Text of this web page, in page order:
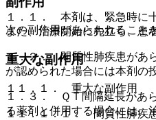
１．１． 本剤は、緊急時に
また、治療開始に先立ち、患
１．２． 間質性肺疾患があ
が認められた場合には本剤の
１．３． ＱＴ間隔延長があ
る薬剤と併用する場合には、
次の副作用があらわれること
重大な副作用
１１．１． 重大な副作用
１１．１．１． 間質性肺疾